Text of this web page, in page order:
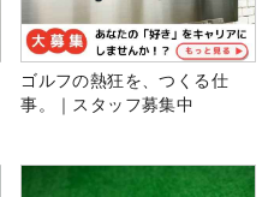
ゴルフの熱狂を、つくる仕
事。｜スタッフ募集中